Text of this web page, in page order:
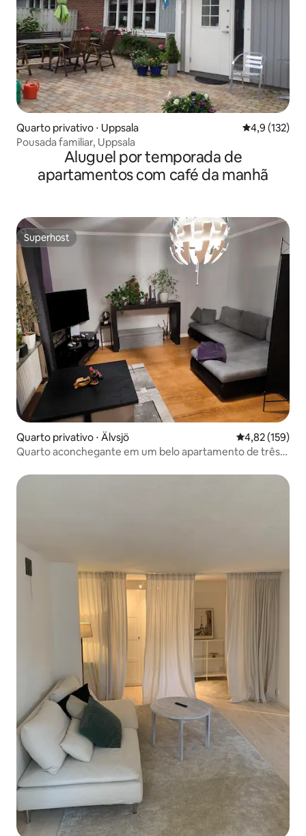
Quarto privativo ⋅ Uppsala 4,9 de uma
4,9 (132)
Pousada familiar, Uppsala
Aluguel por temporada de
apartamentos com café da manhã
Superhost
Superhost
Quarto privativo ⋅ Älvsjö 4,82 de uma
4,82 (159)
Quarto aconchegante em um belo apartamento de três